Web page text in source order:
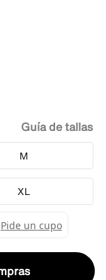
M
XL
Guía de tallas